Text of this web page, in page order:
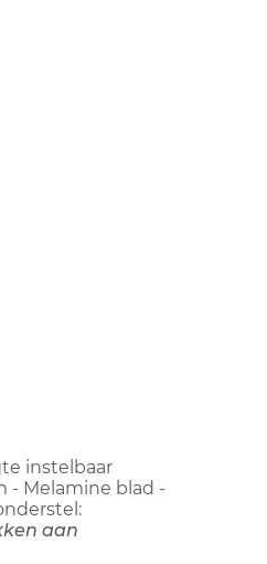
instelbaar
- Melamine blad -
aan